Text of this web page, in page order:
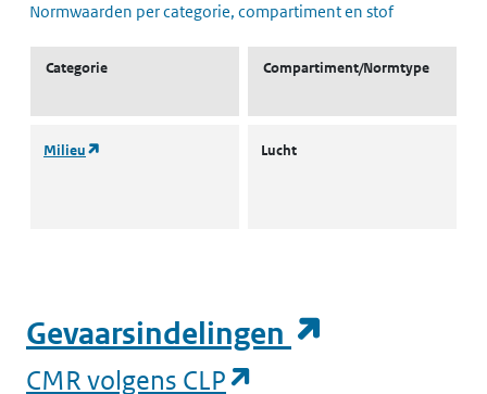
Normwaarden per categorie, compartiment en stof
Categorie Compartiment/Normtype
Milieu (opent in een nieuw tabblad)
Lucht
Gevaarsindelingen
CMR volgens CLP